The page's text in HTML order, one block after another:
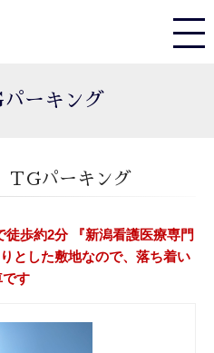
ーキング
Gパーキング
歩約2分 『新潟看護医療専門
とした敷地なので、落ち着い
す